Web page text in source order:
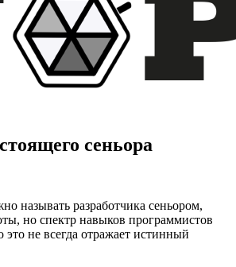
сеньора
называть разработчика сеньором,
но спектр навыков программистов
это не всегда отражает истинный